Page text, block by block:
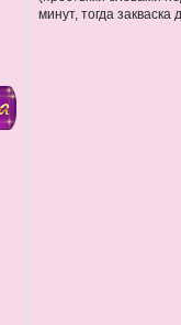
минут, тогда закваска